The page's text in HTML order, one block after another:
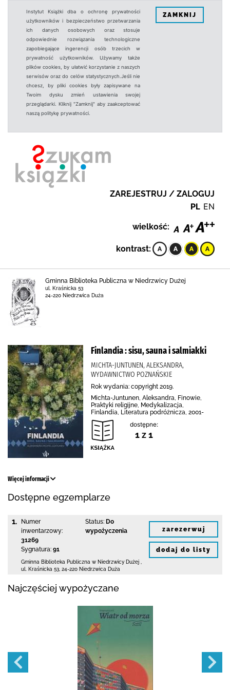
Instytut Książki dba o ochronę prywatności
użytkowników i bezpieczeństwo przetwarzania
ich danych osobowych oraz stosuje
odpowiednie rozwiązania technologiczne
zapobiegające ingerencji osób trzecich w
prywatność użytkowników. Używamy także
plików cookies, by ułatwić korzystanie z naszych
serwisów oraz do celów statystycznych.Jeśli nie
chcesz, by pliki cookies były zapisywane na
Twoim dysku zmień ustawienia swojej
przeglądarki. Kliknij "Zamknij" aby zaakceptować
naszą politykę prywatności.
ZAMKNIJ
ZAREJESTRUJ / ZALOGUJ
PL EN
wielkość:
kontrast:
Gminna Biblioteka Publiczna w Niedrzwicy Dużej
ul. Kraśnicka 53
24-220 Niedrzwica Duża
Finlandia : sisu, sauna i salmiakki
MICHTA-JUNTUNEN, ALEKSANDRA,
WYDAWNICTWO POZNAŃSKIE
Rok wydania: copyright 2019.
Michta-Juntunen, Aleksandra, Finowie,
Praktyki religijne, Medykalizacja,
Finlandia, Literatura podróżnicza, 2001-
dostępne:
1 z 1
Więcej informacji
Dostępne egzemplarze
1.
Numer
inwentarzowy:
31269
Sygnatura: 91
Status: Do
wypożyczenia
Gminna Biblioteka Publiczna w Niedrzwicy Dużej
ul. Kraśnicka 53 24-220 Niedrzwica Duża
zarezerwuj
dodaj do listy
Najczęściej wypożyczane